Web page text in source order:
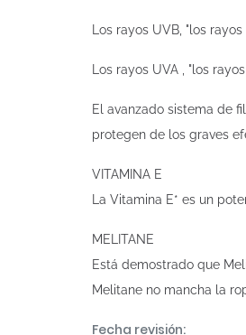
Los rayos UVB, "los
Los rayos UVA , "los
El avanzado sistema de
protegen de los graves
VITAMINA E
La Vitamina E* es un
MELITANE
Está demostrado que
Melitane no mancha la
Fecha revisión: